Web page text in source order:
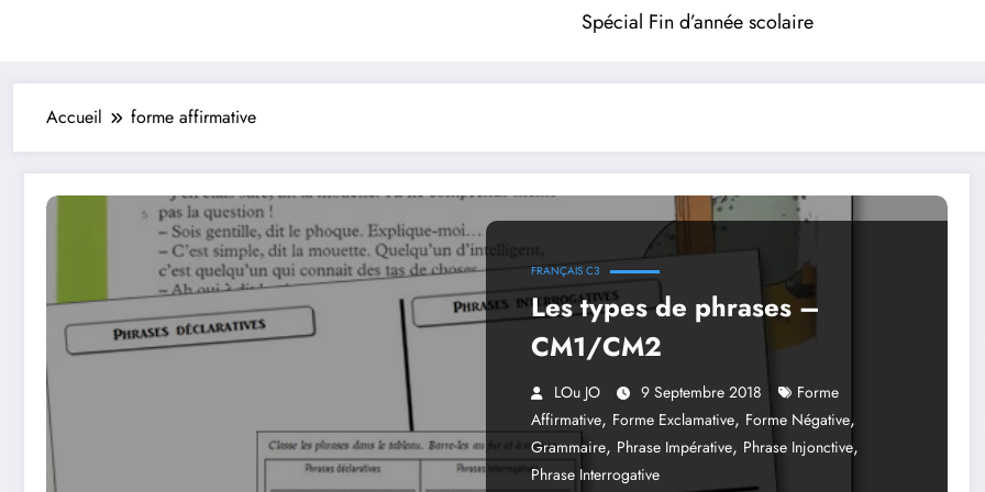
Spécial Fin d’année scolaire
Accueil forme affirmative
FRANÇAIS C3
Les types de phrases –
CM1/CM2
LOu JO 9 Septembre 2018
Forme
Affirmative, Forme Exclamative, Forme Négative,
Grammaire, Phrase Impérative, Phrase Injonctive,
Phrase Interrogative